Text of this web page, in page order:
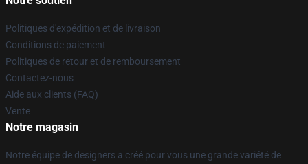
Politiques d'expédition et de livraison
Conditions de paiement
Politiques de retour et de remboursement
Contactez-nous
Aide aux clients (FAQ)
Vente
Notre magasin
Notre équipe de designers a créé pour vous une grande variété de